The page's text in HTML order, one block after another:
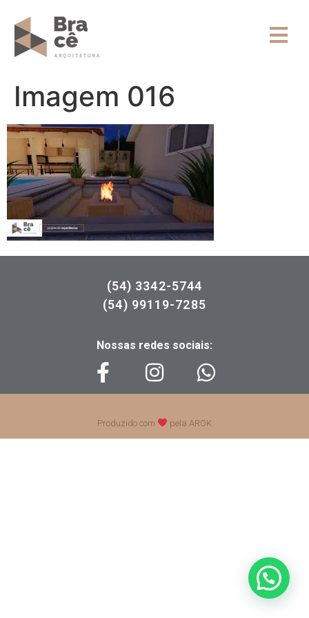
Imagem 016
(54) 3342-5744
(54) 99119-7285
Nossas redes sociais:
Produzido com pela AROK